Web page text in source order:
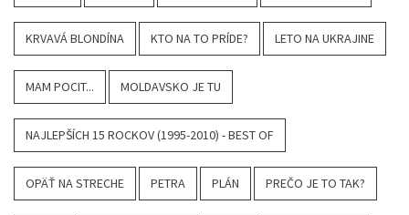
KRVAVÁ BLONDÍNA KTO NA TO PRÍDE? LETO NA UKRAJINE
MAM POCIT... MOLDAVSKO JE TU
NAJLEPŠÍCH 15 ROCKOV (1995-2010) - BEST OF
OPÄŤ NA STRECHE PETRA PLÁN PREČO JE TO TAK?